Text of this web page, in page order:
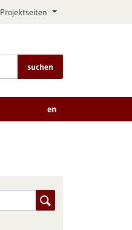
Projektseiten
suchen
en